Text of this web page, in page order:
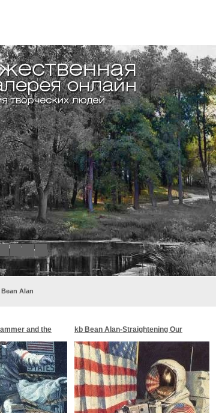
8
Bean Alan
and the kb Bean Alan-Straightening Our
Stripes. Bean, Alan